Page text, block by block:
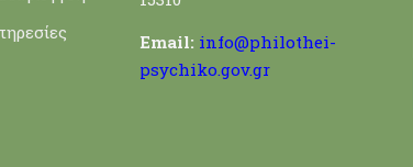
Email: info@philothei-
psychiko.gov.gr